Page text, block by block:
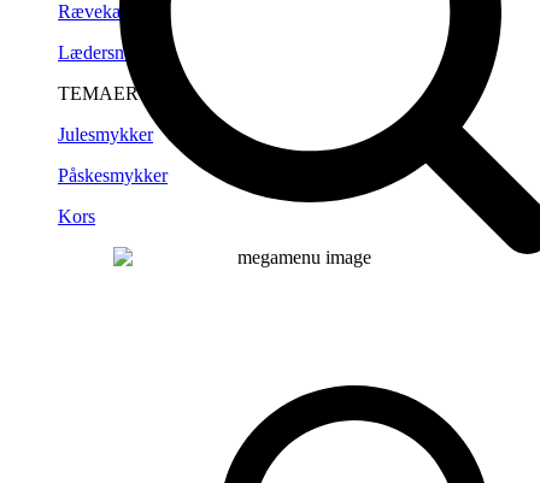
Rævekæder
Lædersnørre
TEMAER
Julesmykker
Påskesmykker
Kors